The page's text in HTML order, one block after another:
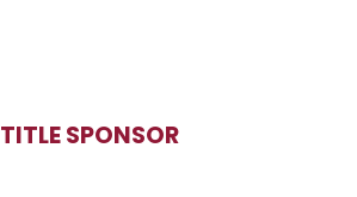
TITLE SPONSOR